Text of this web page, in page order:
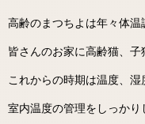
高齢のまつちよは年々体温
皆さんのお家に高齢猫、子
これからの時期は温度、湿
室内温度の管理をしっかり